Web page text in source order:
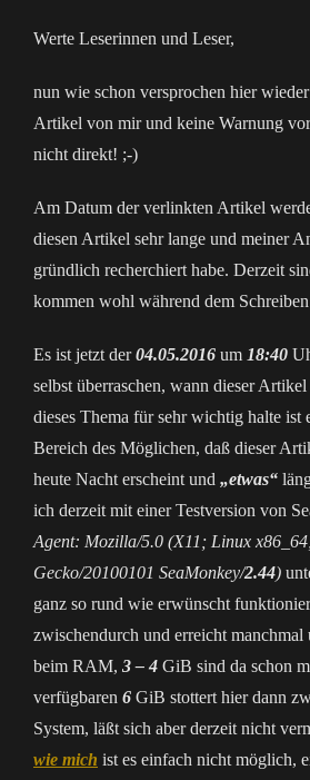
Werte Leserinnen und Leser,
nun wie schon versprochen hier
Artikel von mir und keine Warnung
nicht direkt! ;-)
Am Datum der verlinkten Artikel
diesen Artikel sehr lange und meiner
gründlich recherchiert habe. Derzeit
kommen wohl während dem
Es ist jetzt der04.05.2016 um 18:40
selbst überraschen, wann dieser
dieses Thema für sehr wichtig halte ist
Bereich des Möglichen, daß dieser
heute Nacht erscheint und „etwas“
ich derzeit mit einer Testversion von
Agent: Mozilla/5.0 (X11; Linux
Gecko/20100101 SeaMonkey/2.44)
ganz so rund wie erwünscht
zwischendurch und erreicht manchmal
beim RAM, 3 – 4 GiB sind da schon
verfügbaren 6 GiB stottert hier dann
System, läßt sich aber derzeit nicht
wie mich ist es einfach nicht möglich,